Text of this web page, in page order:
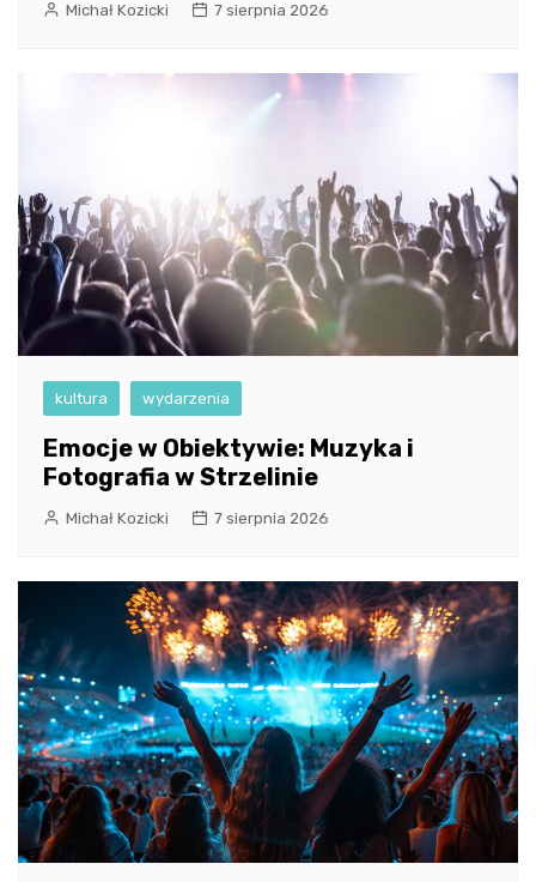
Michał Kozicki 7 sierpnia 2026
kultura wydarzenia
Emocje w Obiektywie: Muzyka i
Fotografia w Strzelinie
Michał Kozicki 7 sierpnia 2026